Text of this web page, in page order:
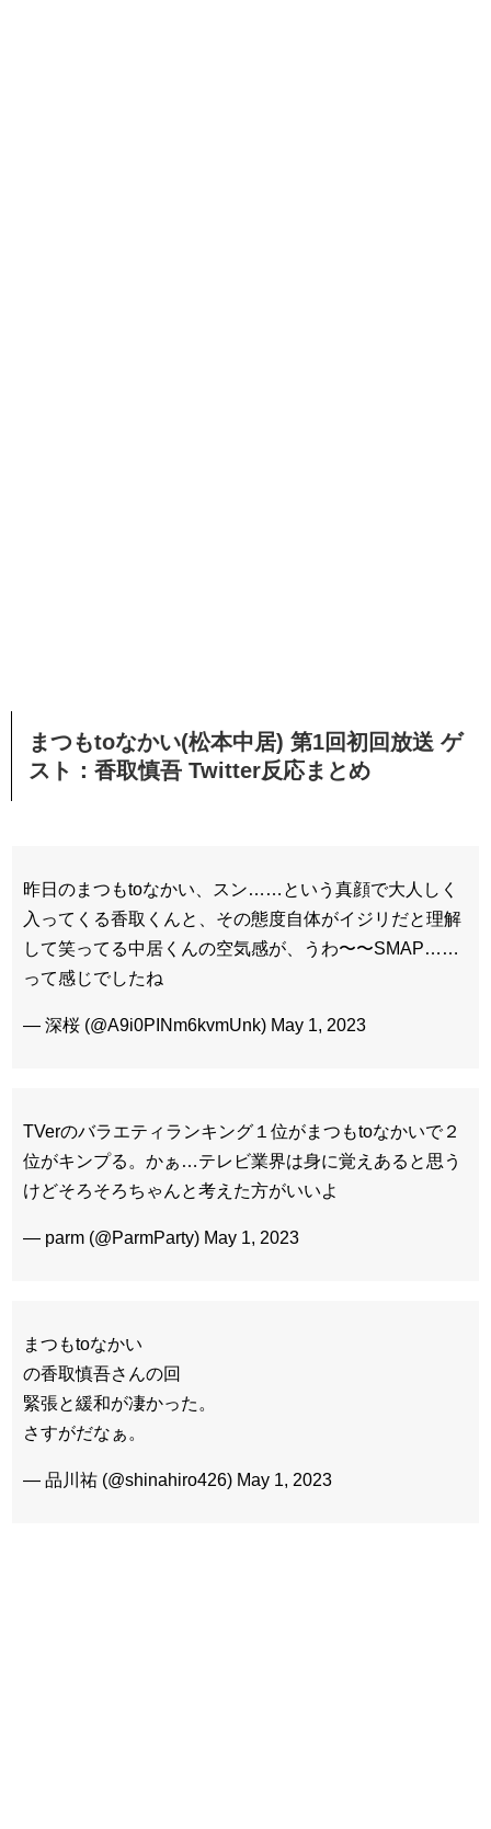
まつもtoなかい(松本中居) 第1回初回放送 ゲ
スト：香取慎吾 Twitter反応まとめ
昨日のまつもtoなかい、スン……という真顔で大人しく
入ってくる香取くんと、その態度自体がイジリだと理解
して笑ってる中居くんの空気感が、うわ〜〜SMAP……
って感じでしたね
— 深桜 (@A9i0PINm6kvmUnk) May 1, 2023
TVerのバラエティランキング１位がまつもtoなかいで２
位がキンプる。かぁ…テレビ業界は身に覚えあると思う
けどそろそろちゃんと考えた方がいいよ
— parm (@ParmParty) May 1, 2023
まつもtoなかい
の香取慎吾さんの回
緊張と緩和が凄かった。
さすがだなぁ。
— 品川祐 (@shinahiro426) May 1, 2023